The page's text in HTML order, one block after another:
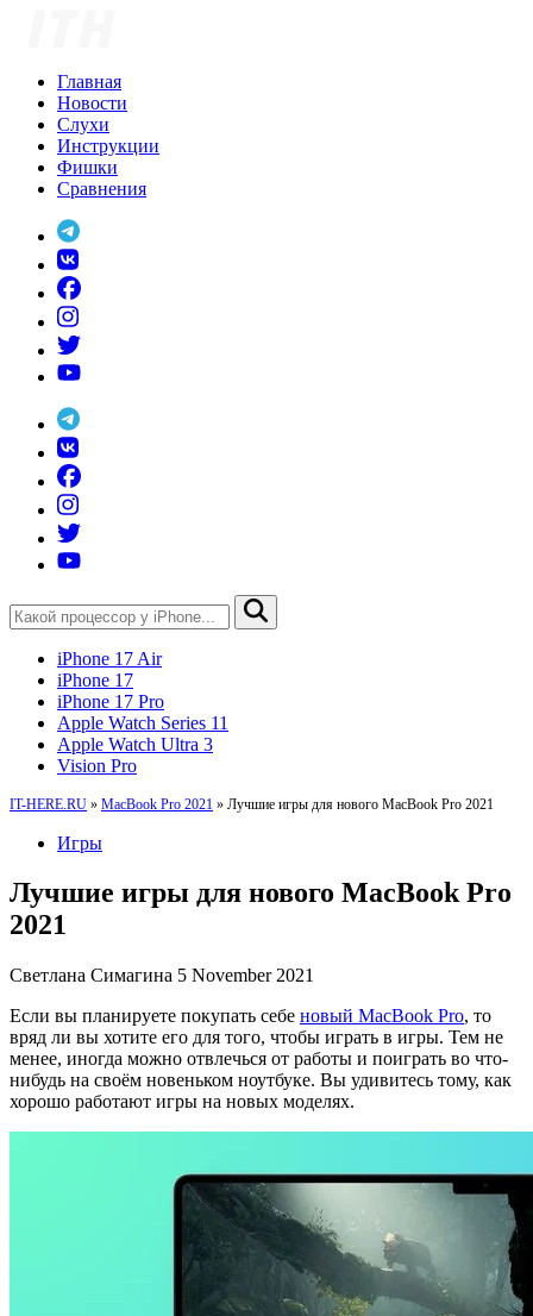
Главная
Новости
Слухи
Инструкции
Фишки
Сравнения
iPhone 17 Air
iPhone 17
iPhone 17 Pro
Apple Watch Series 11
Apple Watch Ultra 3
Vision Pro
IT-HERE.RU » MacBook Pro 2021 » Лучшие игры для нового MacBook Pro 2021
Игры
Лучшие игры для нового MacBook Pro
2021
Светлана Симагина 5 November 2021
Если вы планируете покупать себе новый MacBook Pro, то
вряд ли вы хотите его для того, чтобы играть в игры. Тем не
менее, иногда можно отвлечься от работы и поиграть во что-
нибудь на своём новеньком ноутбуке. Вы удивитесь тому, как
хорошо работают игры на новых моделях.